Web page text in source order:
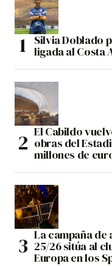
Silvia Doblado
ligada al Costa
El Cabildo
obras del
millones de
La campaña de
25/26 sitúa al
Europa en los